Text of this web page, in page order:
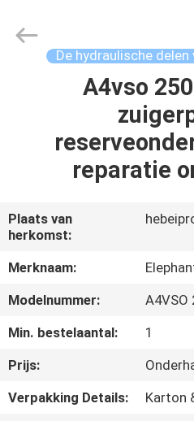
PRODUCTEN
ONGEVEER
ONS
FABRIEKSREIS
CONTACTEER
ONS
Fluid
Power
De hydraulische
A4vso
reparatie
Plaats van
herkomst:
Merknaam:
Modelnummer:
A4VSO
Min. bestelaantal:
1
Prijs:
Verpakking Details:
Karton